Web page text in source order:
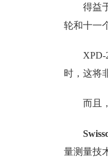
得益
轮和十一
时，这将
而且
量测量技